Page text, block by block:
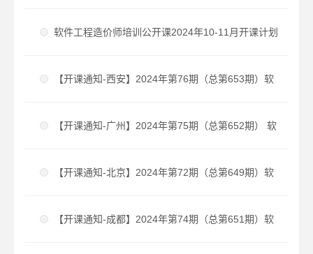
件工程造价师培训课程
软件工程造价师培训公开课2024年10-11月开课计划
【开课通知-西安】2024年第76期（总第653期）软
件工程造价师培训课程
【开课通知-广州】2024年第75期（总第652期） 软
件工程造价师培训课程
【开课通知-北京】2024年第72期（总第649期）软
件工程造价师培训课程
【开课通知-成都】2024年第74期（总第651期）软